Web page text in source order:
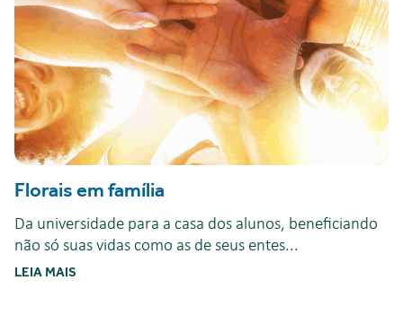
Florais em família
Da universidade para a casa dos alunos, beneficiando
não só suas vidas como as de seus entes...
LEIA MAIS